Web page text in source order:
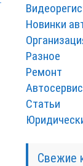
Новинки
Разное
Ремонт
Статьи
Свежие